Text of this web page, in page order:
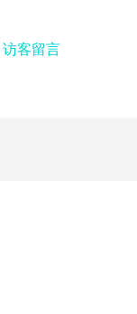
访客留言